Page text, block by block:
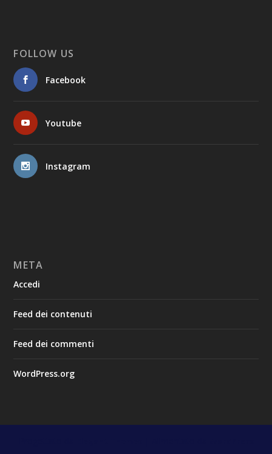
FOLLOW US
Facebook
Youtube
Instagram
META
Accedi
Feed dei contenuti
Feed dei commenti
WordPress.org